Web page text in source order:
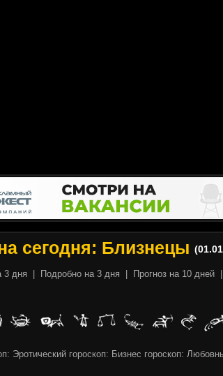
сегодня: Близнецы
3 дня Подробно на 3 дня Прогноз на 10 дней
Эротический гороскоп: Бизнес гороскоп: